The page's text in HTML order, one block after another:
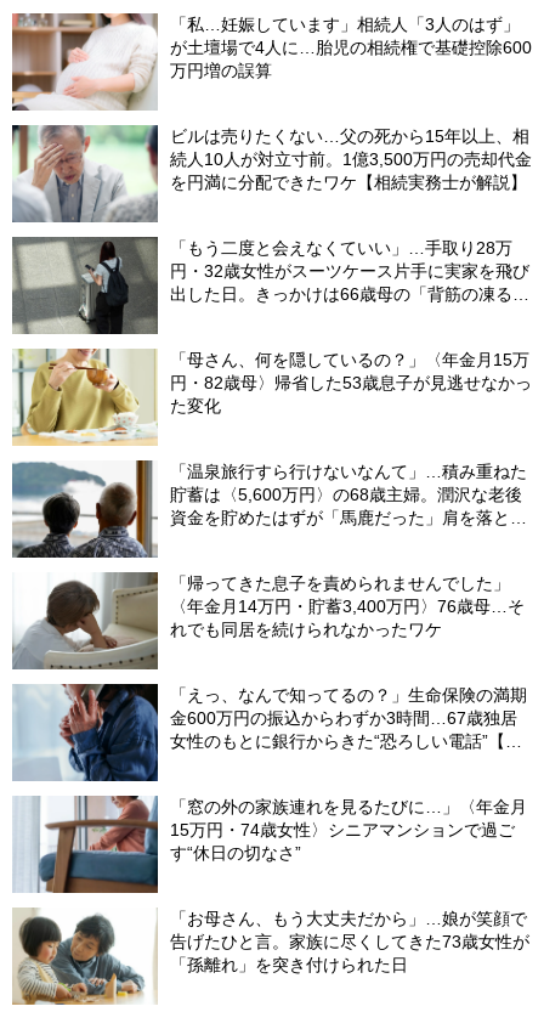
「私…妊娠しています」相続人「3人のはず」
が土壇場で4人に…胎児の相続権で基礎控除600
万円増の誤算
ビルは売りたくない…父の死から15年以上、相
続人10人が対立寸前。1億3,500万円の売却代金
を円満に分配できたワケ【相続実務士が解説】
「もう二度と会えなくていい」…手取り28万
円・32歳女性がスーツケース片手に実家を飛び
出した日。きっかけは66歳母の「背筋の凍る一
「母さん、何を隠しているの？」〈年金月15万
円・82歳母〉帰省した53歳息子が見逃せなかっ
た変化
「温泉旅行すら行けないなんて」…積み重ねた
貯蓄は〈5,600万円〉の68歳主婦。潤沢な老後
資金を貯めたはずが「馬鹿だった」肩を落とす
「帰ってきた息子を責められませんでした」
〈年金月14万円・貯蓄3,400万円〉76歳母…そ
れでも同居を続けられなかったワケ
「えっ、なんで知ってるの？」生命保険の満期
金600万円の振込からわずか3時間…67歳独居
女性のもとに銀行からきた“恐ろしい電話”【FP
「窓の外の家族連れを見るたびに…」〈年金月
15万円・74歳女性〉シニアマンションで過ご
す“休日の切なさ”
「お母さん、もう大丈夫だから」…娘が笑顔で
告げたひと言。家族に尽くしてきた73歳女性が
「孫離れ」を突き付けられた日